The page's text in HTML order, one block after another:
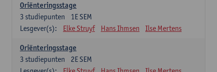
Oriënteringsstage
1E SEM
3 studiepunten
Lesgever(s):
Elke Struyf Hans Ihmsen Ilse Mertens
Oriënteringsstage
2E SEM
3 studiepunten